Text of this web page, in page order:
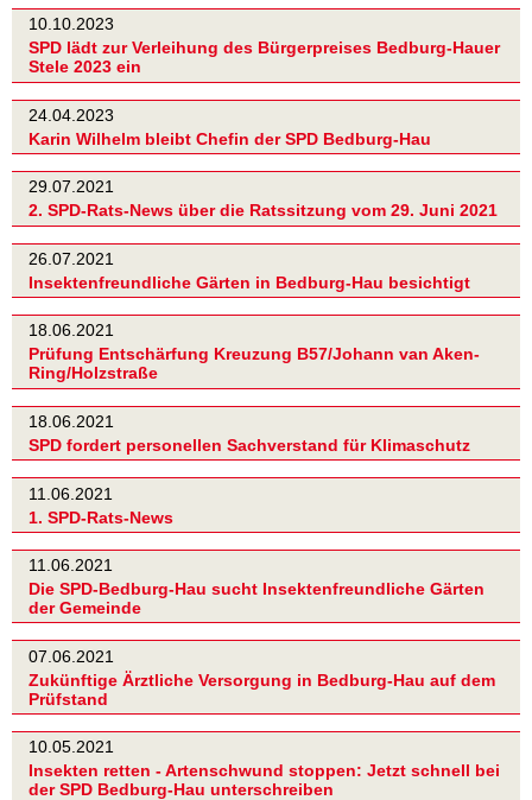
10.10.2023
SPD lädt zur Verleihung des Bürgerpreises Bedburg-Hauer
Stele 2023 ein
24.04.2023
Karin Wilhelm bleibt Chefin der SPD Bedburg-Hau
29.07.2021
2. SPD-Rats-News über die Ratssitzung vom 29. Juni 2021
26.07.2021
Insektenfreundliche Gärten in Bedburg-Hau besichtigt
18.06.2021
Prüfung Entschärfung Kreuzung B57/Johann van Aken-
Ring/Holzstraße
18.06.2021
SPD fordert personellen Sachverstand für Klimaschutz
11.06.2021
1. SPD-Rats-News
11.06.2021
Die SPD-Bedburg-Hau sucht Insektenfreundliche Gärten
der Gemeinde
07.06.2021
Zukünftige Ärztliche Versorgung in Bedburg-Hau auf dem
Prüfstand
10.05.2021
Insekten retten - Artenschwund stoppen: Jetzt schnell bei
der SPD Bedburg-Hau unterschreiben